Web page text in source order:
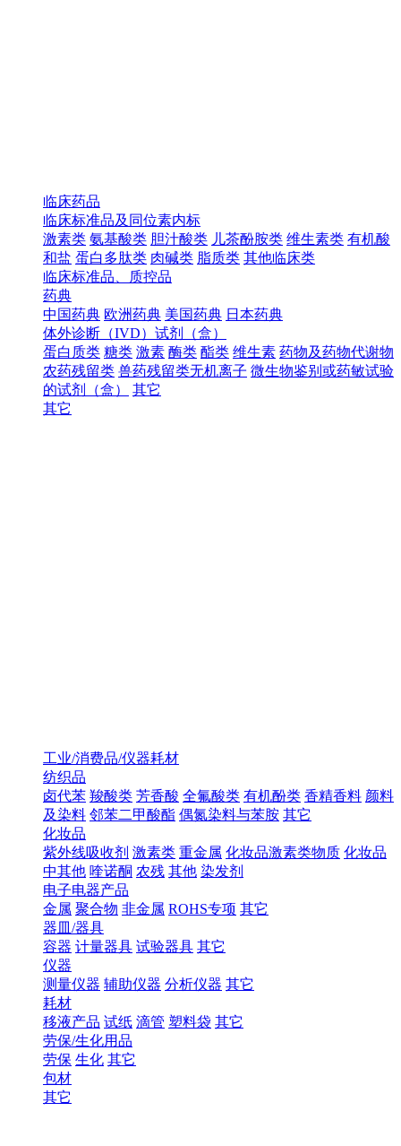
临床药品
临床标准品及同位素内标
激素类 氨基酸类 胆汁酸类 儿茶酚胺类 维生素类 有机酸
和盐 蛋白多肽类 肉碱类 脂质类 其他临床类
临床标准品、质控品
药典
中国药典 欧洲药典 美国药典 日本药典
体外诊断（IVD）试剂（盒）
蛋白质类 糖类 激素 酶类 酯类 维生素 药物及药物代谢物
农药残留类 兽药残留类无机离子 微生物鉴别或药敏试验
的试剂（盒）
其它
其它
工业/消费品/仪器耗材
纺织品
卤代苯 羧酸类 芳香酸 全氟酸类 有机酚类 香精香料 颜料
及染料 邻苯二甲酸酯 偶氮染料与苯胺 其它
化妆品
紫外线吸收剂 激素类 重金属 化妆品激素类物质 化妆品
中其他 喹诺酮 农残 其他 染发剂
电子电器产品
金属 聚合物 非金属 ROHS专项 其它
器皿/器具
容器 计量器具 试验器具 其它
仪器
测量仪器 辅助仪器 分析仪器 其它
耗材
移液产品 试纸 滴管 塑料袋 其它
劳保/生化用品
劳保 生化 其它
包材
其它